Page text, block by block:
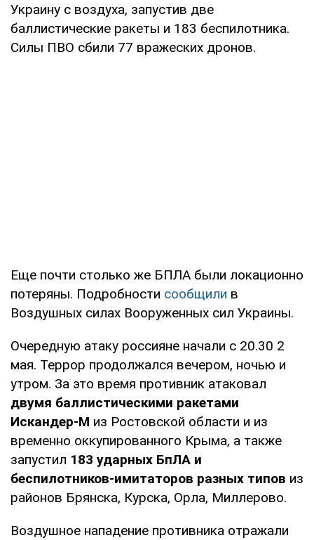
Украину с воздуха, запустив две
баллистические ракеты и 183 беспилотника.
Силы ПВО сбили 77 вражеских дронов.
Еще почти столько же БПЛА были локационно
потеряны. Подробности сообщили в
Воздушных силах Вооруженных сил Украины.
Очередную атаку россияне начали с 20.30 2
мая. Террор продолжался вечером, ночью и
утром. За это время противник атаковал
двумя баллистическими ракетами
Искандер-М из Ростовской области и из
временно оккупированного Крыма, а также
запустил 183 ударных БпЛА и
беспилотников-имитаторов разных типов из
районов Брянска, Курска, Орла, Миллерово.
Воздушное нападение противника отражали